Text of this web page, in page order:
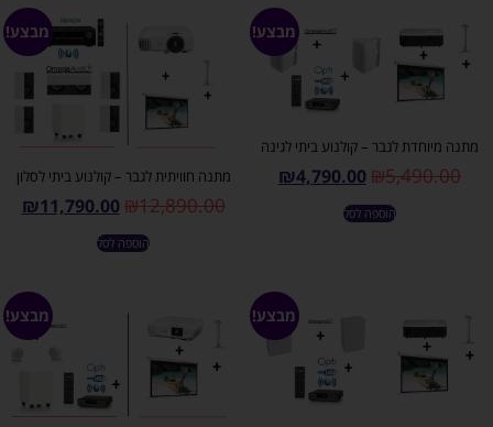
מבצע!
מתנה מיוחדת לגבר – קולנוע ביתי לגינה
₪5,490.00
₪4,790.00
הוספה לסל
מבצע!
מתנה חוויתית לגבר – קולנוע ביתי לסלון
₪12,890.00
₪11,790.00
הוספה לסל
מבצע! מבצע!